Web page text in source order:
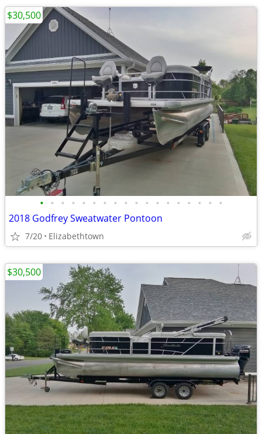
• • • • • • • • • • • • • • • • • •
2018 Godfrey Sweatwater Pontoon
7/20 Elizabethtown
$30,500
$30,500